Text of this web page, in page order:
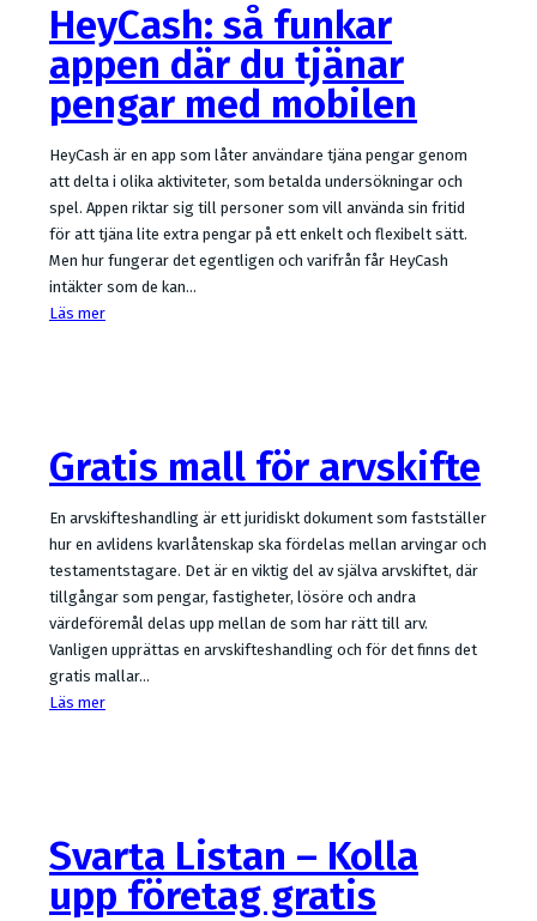
HeyCash: så funkar
appen där du tjänar
pengar med mobilen
HeyCash är en app som låter användare tjäna pengar genom
att delta i olika aktiviteter, som betalda undersökningar och
spel. Appen riktar sig till personer som vill använda sin fritid
för att tjäna lite extra pengar på ett enkelt och flexibelt sätt.
Men hur fungerar det egentligen och varifrån får HeyCash
intäkter som de kan…
Läs mer
Gratis mall för arvskifte
En arvskifteshandling är ett juridiskt dokument som fastställer
hur en avlidens kvarlåtenskap ska fördelas mellan arvingar och
testamentstagare. Det är en viktig del av själva arvskiftet, där
tillgångar som pengar, fastigheter, lösöre och andra
värdeföremål delas upp mellan de som har rätt till arv.
Vanligen upprättas en arvskifteshandling och för det finns det
gratis mallar…
Läs mer
Svarta Listan – Kolla
upp företag gratis